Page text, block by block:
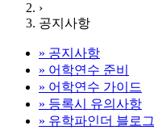
›
공지사항
» 공지사항
» 어학연수 준비
» 어학연수 가이드
» 등록시 유의사항
» 유학파인더 블로그